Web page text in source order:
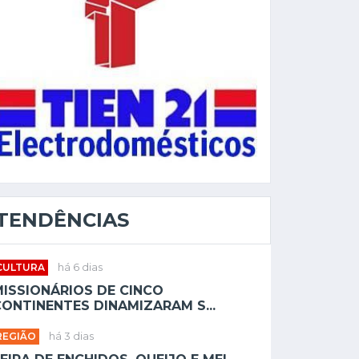
há 6 dias
DE CINCO
DINAMIZARAM S...
há 3 dias